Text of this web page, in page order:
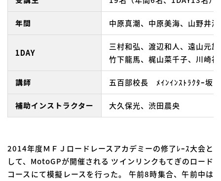
年間 中原真潮、中原美海、山野井
1DAY
三村和弘、渡辺和人、遠山元
竹下龍馬、梶山菜千子、川崎
講師 五百部校長 ﾒｲﾝｲﾝｽﾄﾗｸﾀｰ坂
補助インストラクター 大久保光、渋田晨央
2014年度ＭＦＪロードレースアカデミーの修了ﾚｰｽ大会と
して、MotoGPが開催される ツインリンクもてぎのロード
コースにて模擬レースを行った。 午前8時集合、午前中は